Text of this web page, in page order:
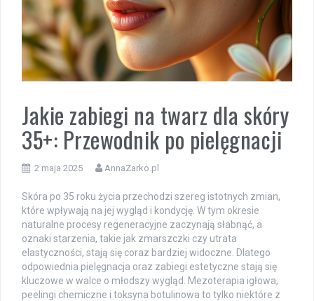
Jakie zabiegi na twarz dla skóry
35+: Przewodnik po pielęgnacji
2 maja 2025 AnnaZarko.pl
Skóra po 35 roku życia przechodzi szereg istotnych zmian,
które wpływają na jej wygląd i kondycję. W tym okresie
naturalne procesy regeneracyjne zaczynają słabnąć, a
oznaki starzenia, takie jak zmarszczki czy utrata
elastyczności, stają się coraz bardziej widoczne. Dlatego
odpowiednia pielęgnacja oraz zabiegi estetyczne stają się
kluczowe w walce o młodszy wygląd. Mezoterapia igłowa,
peelingi chemiczne i toksyna botulinowa to tylko niektóre z